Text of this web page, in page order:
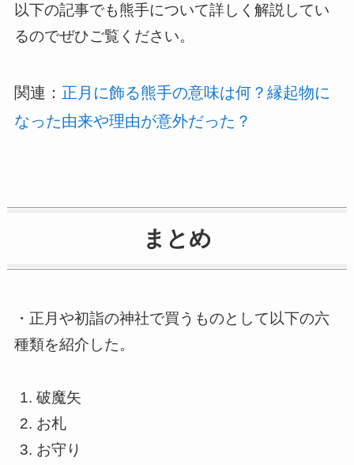
以下の記事でも熊手について詳しく解説してい
るのでぜひご覧ください。
関連： 正月に飾る熊手の意味は何？縁起物に
なった由来や理由が意外だった？
まとめ
・正月や初詣の神社で買うものとして以下の六
種類を紹介した。
破魔矢
お札
お守り